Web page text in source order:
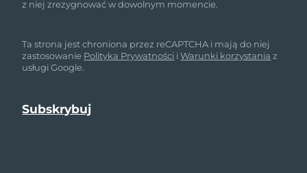
z niej zrezygnować w dowolnym momencie.
Ta strona jest chroniona przez reCAPTCHA i mają do niej
zastosowanie Polityka Prywatności iWarunki korzystania z
usługi Google.